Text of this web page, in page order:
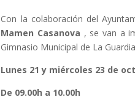
Con la colaboración del
Mamen Casanova , se van a
Gimnasio Municipal de La
Lunes 21 y miércoles 23 de
De 09.00h a 10.00h